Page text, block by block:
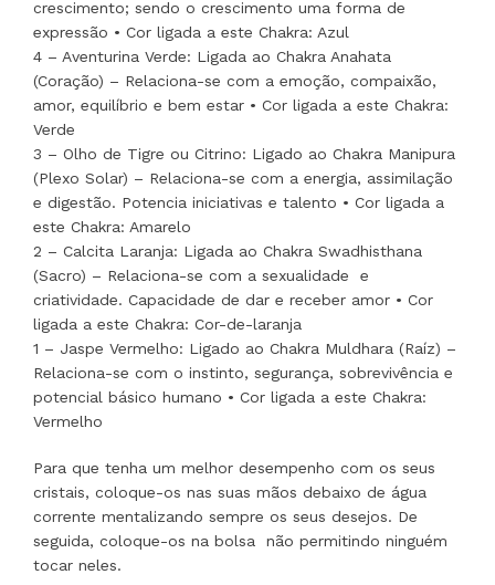
crescimento; sendo o crescimento uma forma de
expressão • Cor ligada a este Chakra: Azul
4 – Aventurina Verde: Ligada ao Chakra Anahata
(Coração) – Relaciona-se com a emoção, compaixão,
amor, equilíbrio e bem estar • Cor ligada a este Chakra:
Verde
3 – Olho de Tigre ou Citrino: Ligado ao Chakra Manipura
(Plexo Solar) – Relaciona-se com a energia, assimilação
e digestão. Potencia iniciativas e talento • Cor ligada a
este Chakra: Amarelo
2 – Calcita Laranja: Ligada ao Chakra Swadhisthana
(Sacro) – Relaciona-se com a sexualidade e
criatividade. Capacidade de dar e receber amor • Cor
ligada a este Chakra: Cor-de-laranja
1 – Jaspe Vermelho: Ligado ao Chakra Muldhara (Raíz) –
Relaciona-se com o instinto, segurança, sobrevivência e
potencial básico humano • Cor ligada a este Chakra:
Vermelho
Para que tenha um melhor desempenho com os seus
cristais, coloque-os nas suas mãos debaixo de água
corrente mentalizando sempre os seus desejos. De
seguida, coloque-os na bolsa não permitindo ninguém
tocar neles.